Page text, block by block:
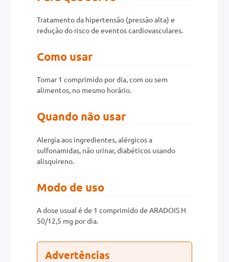
Tratamento da hipertensão (pressão alta) e
redução do risco de eventos cardiovasculares.
Como usar
Tomar 1 comprimido por dia, com ou sem
alimentos, no mesmo horário.
Quando não usar
Alergia aos ingredientes, alérgicos a
sulfonamidas, não urinar, diabéticos usando
alisquireno.
Modo de uso
A dose usual é de 1 comprimido de ARADOIS H
50/12,5 mg por dia.
Advertências